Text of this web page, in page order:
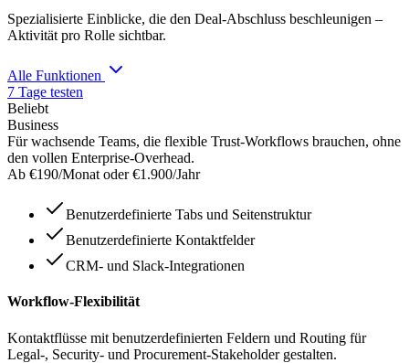
Spezialisierte Einblicke, die den Deal-Abschluss beschleunigen –
Aktivität pro Rolle sichtbar.
Alle Funktionen
7 Tage testen
Beliebt
Business
Für wachsende Teams, die flexible Trust-Workflows brauchen, ohne
den vollen Enterprise-Overhead.
Ab €190/Monat oder €1.900/Jahr
Benutzerdefinierte Tabs und Seitenstruktur
Benutzerdefinierte Kontaktfelder
CRM- und Slack-Integrationen
Workflow-Flexibilität
Kontaktflüsse mit benutzerdefinierten Feldern und Routing für
Legal-, Security- und Procurement-Stakeholder gestalten.